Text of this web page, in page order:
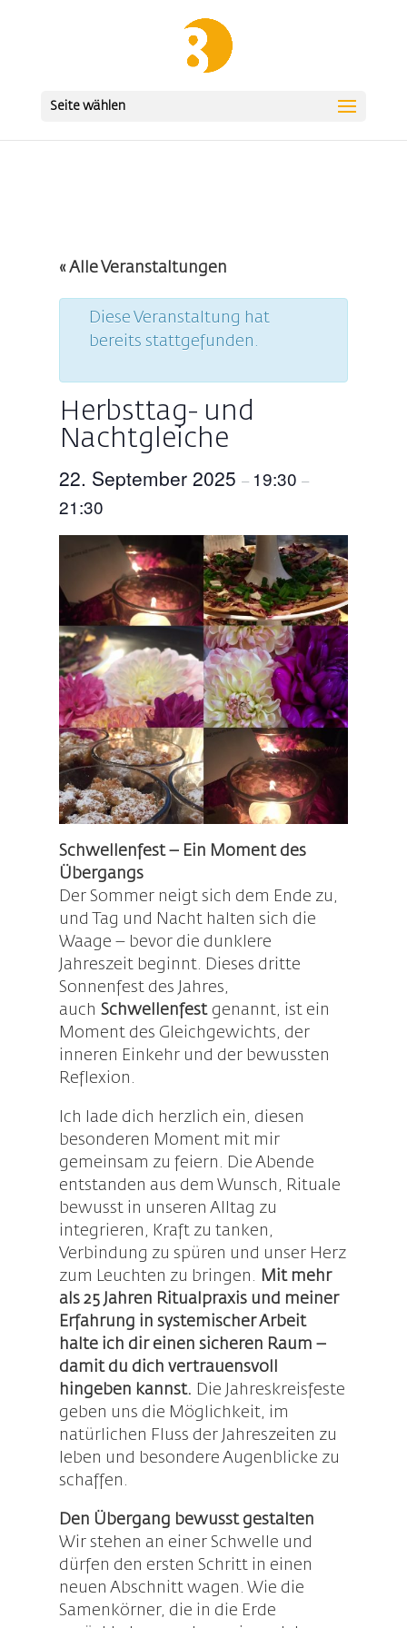
Seite wählen
« Alle Veranstaltungen
Diese Veranstaltung hat
bereits stattgefunden.
Herbsttag- und
Nachtgleiche
22. September 2025 – 19:30 –
21:30
Schwellenfest – Ein Moment des
Übergangs
Der Sommer neigt sich dem Ende zu,
und Tag und Nacht halten sich die
Waage – bevor die dunklere
Jahreszeit beginnt. Dieses dritte
Sonnenfest des Jahres,
auch Schwellenfestgenannt, ist ein
Moment des Gleichgewichts, der
inneren Einkehr und der bewussten
Reflexion.
Ich lade dich herzlich ein, diesen
besonderen Moment mit mir
gemeinsam zu feiern. Die Abende
entstanden aus dem Wunsch, Rituale
bewusst in unseren Alltag zu
integrieren, Kraft zu tanken,
Verbindung zu spüren und unser Herz
zum Leuchten zu bringen.
Mit mehr
als 25 Jahren Ritualpraxis und meiner
Erfahrung in systemischer Arbeit
halte ich dir einen sicheren Raum –
damit du dich vertrauensvoll
hingeben kannst. Die Jahreskreisfeste
geben uns die Möglichkeit, im
natürlichen Fluss der Jahreszeiten zu
leben und besondere Augenblicke zu
schaffen.
Den Übergang bewusst gestalten
Wir stehen an einer Schwelle und
dürfen den ersten Schritt in einen
neuen Abschnitt wagen. Wie die
Samenkörner, die in die Erde